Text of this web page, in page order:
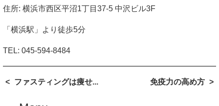
住所: 横浜市西区平沼1丁目 37-5 中沢ビル3F
「横浜駅」より徒歩5分
TEL: 045-594-8484
ファスティングは痩せ... 免疫力の高め方